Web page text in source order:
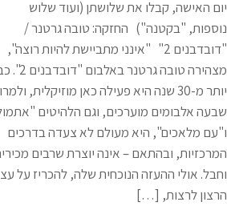
יום האישה, קבלו את שלושתן (ועוד שלוש
נוספות, "בקטנה") החזקה: טובה גרטנר /
"דובדבנים 2" "אינני מתביישת להיות רוצה",
מצהירה טובה גרטנר
יותר מ-30 שנה היא פעילה כאן מוזיקלית,
שבעה אלבומים מוערכים, וגם הלהיטים
ו"עם מלאכים", היא מעולם לא צעדה בדרכים
המרכזיות, ובהתאם – אינה יוצרת שרבים
וחבל. אולי ההעזה הנוכחית שלה, להכריז על
הרצון לרצות, […]